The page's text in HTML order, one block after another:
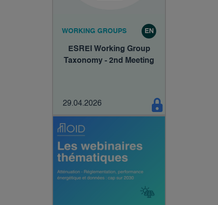
WORKING GROUPS EN
ESREI Working Group
Taxonomy - 2nd Meeting
29.04.2026